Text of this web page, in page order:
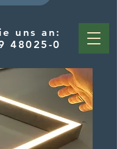
uns an:
48025-0